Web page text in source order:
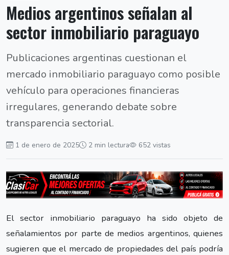
Medios argentinos señalan al
sector inmobiliario paraguayo
Publicaciones argentinas cuestionan el
mercado inmobiliario paraguayo como posible
vehículo para operaciones financieras
irregulares, generando debate sobre
transparencia sectorial.
1 de enero de 2025 2 min lectura 652 vistas
El sector inmobiliario paraguayo ha sido objeto de
señalamientos por parte de medios argentinos, quienes
sugieren que el mercado de propiedades del país podría